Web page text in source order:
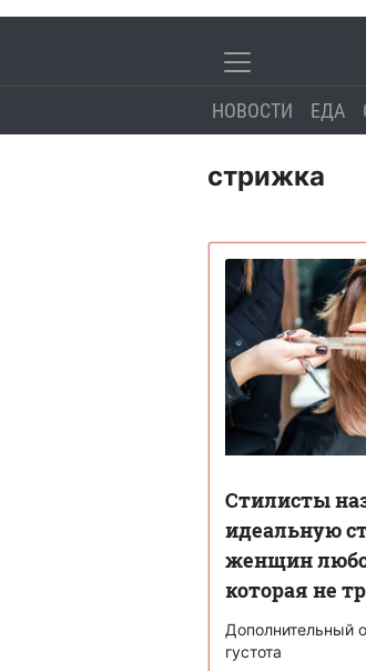
НОВОСТИ ЕДА
стрижка
Стилисты
идеальную
женщин
которая не
Дополнительный
густота